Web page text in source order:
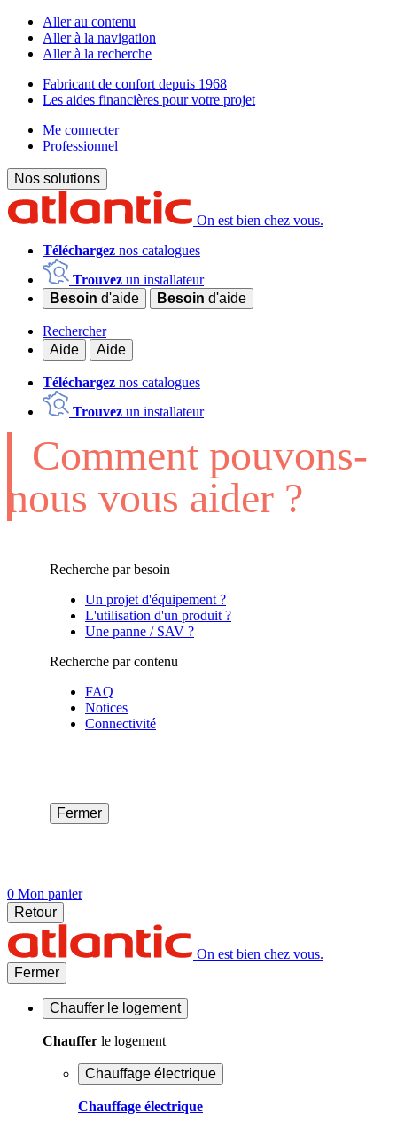
Aller au contenu
Aller à la navigation
Aller à la recherche
Fabricant de confort depuis 1968
Les aides financières pour votre projet
Me connecter
Professionnel
Nos solutions
On est bien chez vous.
Téléchargez nos catalogues
Trouvez un installateur
Besoin d'aide Besoin d'aide
Rechercher
Aide
Aide
Téléchargez nos catalogues
Trouvez un installateur
Comment pouvons-
nous vous aider ?
Recherche par besoin
Un projet d'équipement ?
L'utilisation d'un produit ?
Une panne / SAV ?
Recherche par contenu
FAQ
Notices
Connectivité
Fermer
0 Mon panier
Retour
On est bien chez vous.
Fermer
Chauffer le logement
Chauffer le logement
Chauffage électrique
Chauffage électrique